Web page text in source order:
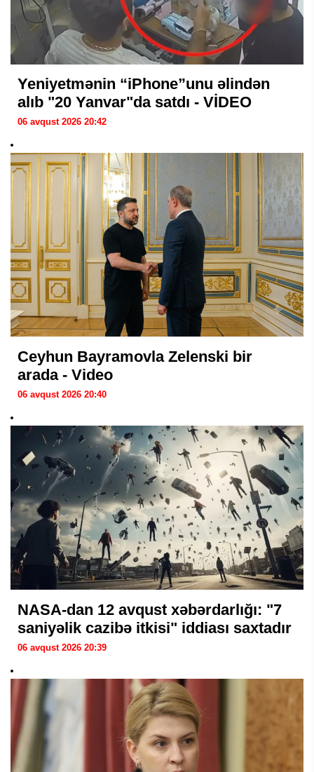
Yeniyetmənin “iPhone”unu əlindən
alıb "20 Yanvar"da satdı - VİDEO
06 avqust 2026 20:42
Ceyhun Bayramovla Zelenski bir
arada - Video
06 avqust 2026 20:40
NASA-dan 12 avqust xəbərdarlığı: "7
saniyəlik cazibə itkisi" iddiası saxtadır
06 avqust 2026 20:39